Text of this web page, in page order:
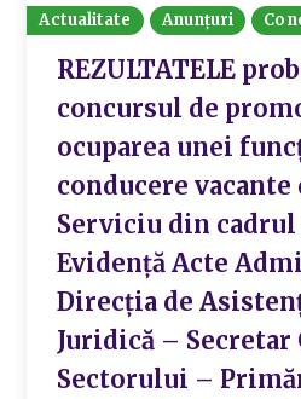
Actualitate Anunțuri
REZULTATELE
concursul de
ocuparea unei
conducere vacante
Serviciu din
Evidență Acte
Direcția de
Juridică – Secretar
Sectorului –